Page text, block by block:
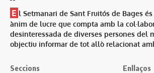
E l Setmanari de Sant Fruitós de Bages
ànim de lucre que compta amb la
desinteressada de diverses persones del
objectiu informar de tot allò relacionat
Seccions Enllaços